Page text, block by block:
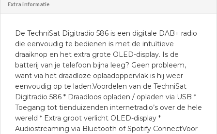
Extra informatie
De TechniSat Digitradio 586 is een digitale DAB+ radio
die eenvoudig te bedienen is met de intuïtieve
draaiknop en het extra grote OLED-display. Is de
batterij van je telefoon bijna leeg? Geen probleem,
want via het draadloze oplaadoppervlak is hij weer
eenvoudig op te laden.Voordelen van de TechniSat
Digitradio 586 * Draadloos opladen / opladen via USB *
Toegang tot tienduizenden internetradio’s over de hele
wereld * Extra groot verlicht OLED-display *
Audiostreaming via Bluetooth of Spotify ConnectVoor